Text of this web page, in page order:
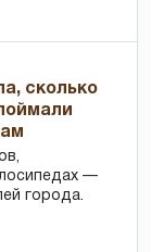
сколько
—
города.